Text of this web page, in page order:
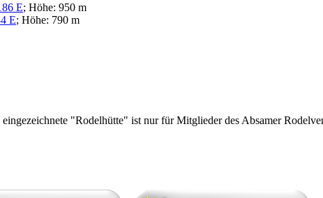
E; Höhe: 950 m
E; Höhe: 790 m
"Rodelhütte" ist nur für Mitglieder des Absamer